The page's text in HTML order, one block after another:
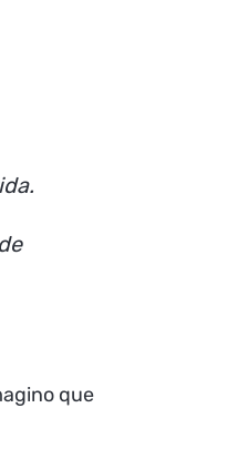
que